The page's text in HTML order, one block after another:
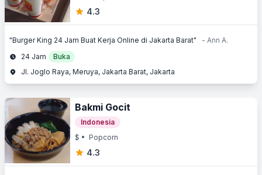
4.3
"Burger King 24 Jam Buat Kerja Online di Jakarta Barat"
- Ann A.
24 Jam
Buka
Jl. Joglo Raya, Meruya, Jakarta Barat, Jakarta
Bakmi Gocit
Indonesia
$ • Popcorn
4.3